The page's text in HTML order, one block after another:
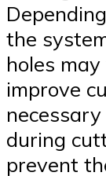
the
holes
improve
during
prevent